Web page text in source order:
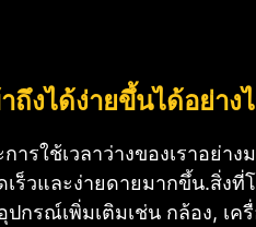
าถึงได้ง่ายขึ้นได้อย่าง
รใช้เวลาว่างของเราอย่า
ร็วและง่ายดายมากขึ้น.สิ่งที่
กรณ์เพิ่มเติมเช่น กล้อง, เ